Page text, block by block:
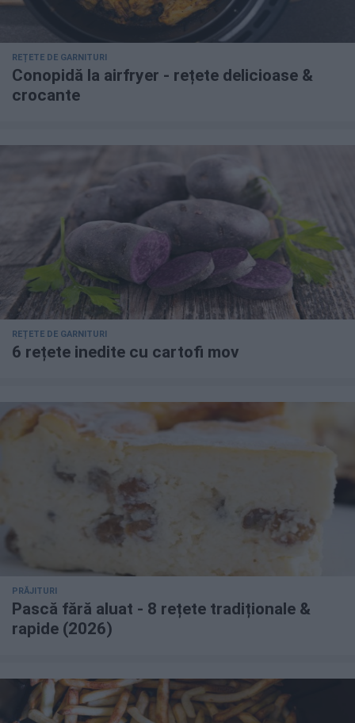
REȚETE DE GARNITURI
Conopidă la airfryer - rețete delicioase &
crocante
REȚETE DE GARNITURI
6 rețete inedite cu cartofi mov
PRĂJITURI
Pască fără aluat - 8 rețete tradiționale &
rapide (2026)